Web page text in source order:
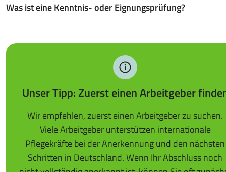
Was ist eine Kenntnis- oder Eignungsprüfung?
Unser Tipp: Zuerst einen Arbeitgeber
Wir empfehlen, zuerst einen Arbeitgeber zu suchen.
Viele Arbeitgeber unterstützen internationale
Pflegekräfte bei der Anerkennung und den nächsten
Schritten in Deutschland. Wenn Ihr Abschluss noch